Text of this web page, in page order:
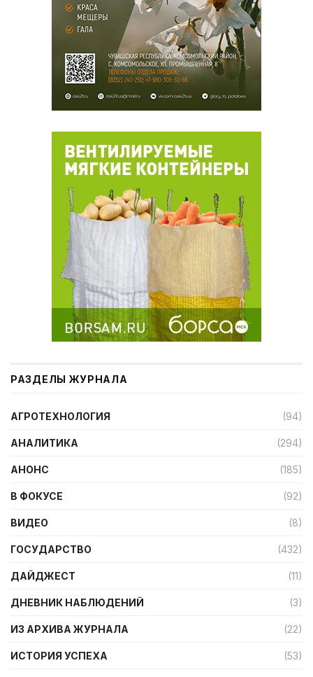
РАЗДЕЛЫ ЖУРНАЛА
АГРОТЕХНОЛОГИЯ (94)
АНАЛИТИКА (294)
АНОНС (185)
В ФОКУСЕ (92)
ВИДЕО (8)
ГОСУДАРСТВО (432)
ДАЙДЖЕСТ (11)
ДНЕВНИК НАБЛЮДЕНИЙ (3)
ИЗ АРХИВА ЖУРНАЛА (22)
ИСТОРИЯ УСПЕХА (53)